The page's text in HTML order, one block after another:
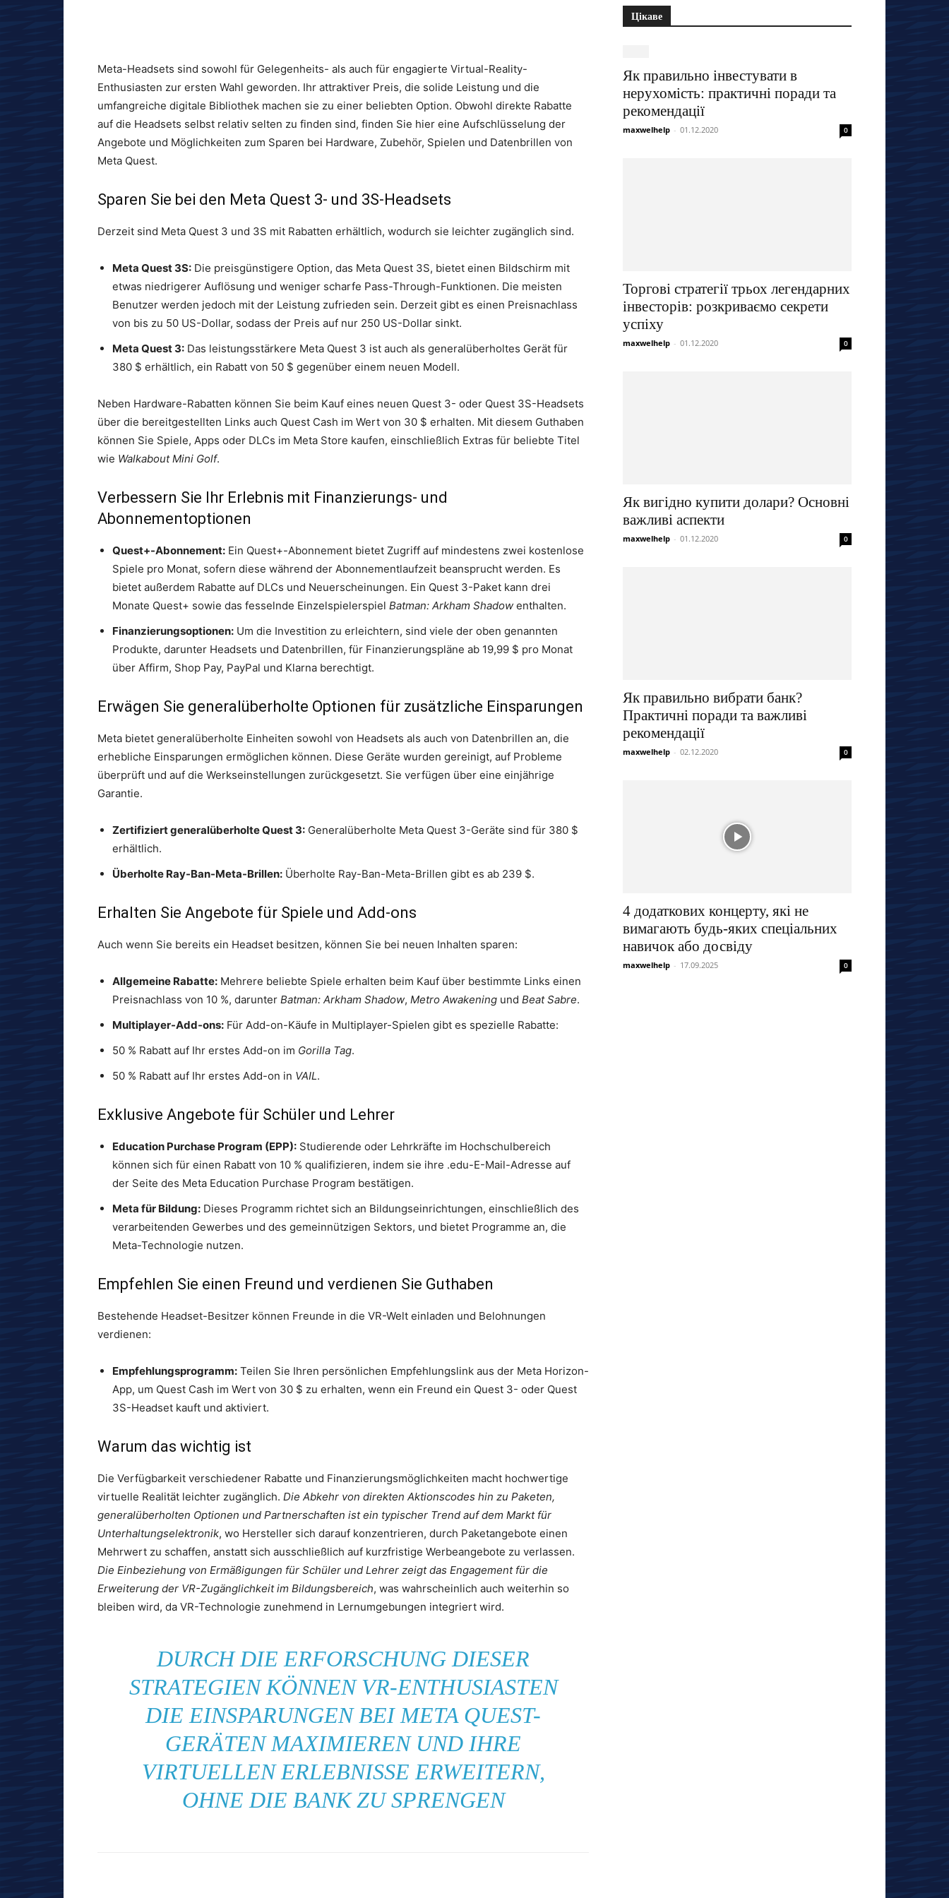
Meta-Headsets sind sowohl für Gelegenheits- als auch für engagierte Virtual-Reality-
Enthusiasten zur ersten Wahl geworden. Ihr attraktiver Preis, die solide Leistung und die
umfangreiche digitale Bibliothek machen sie zu einer beliebten Option. Obwohl direkte Rabatte
auf die Headsets selbst relativ selten zu finden sind, finden Sie hier eine Aufschlüsselung der
Angebote und Möglichkeiten zum Sparen bei Hardware, Zubehör, Spielen und Datenbrillen von
Meta Quest.
Sparen Sie bei den Meta Quest 3- und 3S-Headsets
Derzeit sind Meta Quest 3 und 3S mit Rabatten erhältlich, wodurch sie leichter zugänglich sind.
Meta Quest 3S: Die preisgünstigere Option, das Meta Quest 3S, bietet einen Bildschirm mit
etwas niedrigerer Auflösung und weniger scharfe Pass-Through-Funktionen. Die meisten
Benutzer werden jedoch mit der Leistung zufrieden sein. Derzeit gibt es einen Preisnachlass
von bis zu 50 US-Dollar, sodass der Preis auf nur 250 US-Dollar sinkt.
Meta Quest 3: Das leistungsstärkere Meta Quest 3 ist auch als generalüberholtes Gerät für
380 $ erhältlich, ein Rabatt von 50 $ gegenüber einem neuen Modell.
Neben Hardware-Rabatten können Sie beim Kauf eines neuen Quest 3- oder Quest 3S-Headsets
über die bereitgestellten Links auch Quest Cash im Wert von 30 $ erhalten. Mit diesem Guthaben
können Sie Spiele, Apps oder DLCs im Meta Store kaufen, einschließlich Extras für beliebte Titel
wie Walkabout Mini Golf.
Verbessern Sie Ihr Erlebnis mit Finanzierungs- und
Abonnementoptionen
Quest+-Abonnement: Ein Quest+-Abonnement bietet Zugriff auf mindestens zwei kostenlose
Spiele pro Monat, sofern diese während der Abonnementlaufzeit beansprucht werden. Es
bietet außerdem Rabatte auf DLCs und Neuerscheinungen. Ein Quest 3-Paket kann drei
Monate Quest+ sowie das fesselnde Einzelspielerspiel Batman: Arkham Shadow enthalten.
Finanzierungsoptionen: Um die Investition zu erleichtern, sind viele der oben genannten
Produkte, darunter Headsets und Datenbrillen, für Finanzierungspläne ab 19,99 $ pro Monat
über Affirm, Shop Pay, PayPal und Klarna berechtigt.
Erwägen Sie generalüberholte Optionen für zusätzliche Einsparungen
Meta bietet generalüberholte Einheiten sowohl von Headsets als auch von Datenbrillen an, die
erhebliche Einsparungen ermöglichen können. Diese Geräte wurden gereinigt, auf Probleme
überprüft und auf die Werkseinstellungen zurückgesetzt. Sie verfügen über eine einjährige
Garantie.
Zertifiziert generalüberholte Quest 3: Generalüberholte Meta Quest 3-Geräte sind für 380 $
erhältlich.
Überholte Ray-Ban-Meta-Brillen: Überholte Ray-Ban-Meta-Brillen gibt es ab 239 $.
Erhalten Sie Angebote für Spiele und Add-ons
Auch wenn Sie bereits ein Headset besitzen, können Sie bei neuen Inhalten sparen:
Allgemeine Rabatte: Mehrere beliebte Spiele erhalten beim Kauf über bestimmte Links einen
Preisnachlass von 10 %, darunter Batman: Arkham Shadow, Metro Awakening und Beat Sabre.
Multiplayer-Add-ons: Für Add-on-Käufe in Multiplayer-Spielen gibt es spezielle Rabatte:
50 % Rabatt auf Ihr erstes Add-on im Gorilla Tag.
50 % Rabatt auf Ihr erstes Add-on in VAIL.
Exklusive Angebote für Schüler und Lehrer
Education Purchase Program (EPP): Studierende oder Lehrkräfte im Hochschulbereich
können sich für einen Rabatt von 10 % qualifizieren, indem sie ihre .edu-E-Mail-Adresse auf
der Seite des Meta Education Purchase Program bestätigen.
Meta für Bildung: Dieses Programm richtet sich an Bildungseinrichtungen, einschließlich des
verarbeitenden Gewerbes und des gemeinnützigen Sektors, und bietet Programme an, die
Meta-Technologie nutzen.
Empfehlen Sie einen Freund und verdienen Sie Guthaben
Bestehende Headset-Besitzer können Freunde in die VR-Welt einladen und Belohnungen
verdienen:
Empfehlungsprogramm: Teilen Sie Ihren persönlichen Empfehlungslink aus der Meta Horizon-
App, um Quest Cash im Wert von 30 $ zu erhalten, wenn ein Freund ein Quest 3- oder Quest
3S-Headset kauft und aktiviert.
Warum das wichtig ist
Die Verfügbarkeit verschiedener Rabatte und Finanzierungsmöglichkeiten macht hochwertige
virtuelle Realität leichter zugänglich. Die Abkehr von direkten Aktionscodes hin zu Paketen,
generalüberholten Optionen und Partnerschaften ist ein typischer Trend auf dem Markt für
Unterhaltungselektronik, wo Hersteller sich darauf konzentrieren, durch Paketangebote einen
Mehrwert zu schaffen, anstatt sich ausschließlich auf kurzfristige Werbeangebote zu verlassen.
Die Einbeziehung von Ermäßigungen für Schüler und Lehrer zeigt das Engagement für die
Erweiterung der VR-Zugänglichkeit im Bildungsbereich, was wahrscheinlich auch weiterhin so
bleiben wird, da VR-Technologie zunehmend in Lernumgebungen integriert wird.
DURCH DIE ERFORSCHUNG DIESER
STRATEGIEN KÖNNEN VR-ENTHUSIASTEN
DIE EINSPARUNGEN BEI META QUEST-
GERÄTEN MAXIMIEREN UND IHRE
VIRTUELLEN ERLEBNISSE ERWEITERN,
OHNE DIE BANK ZU SPRENGEN
Цікаве
Як правильно інвестувати в
нерухомість: практичні поради та
рекомендації
maxwelhelp - 01.12.2020 0
Торгові стратегії трьох легендарних
інвесторів: розкриваємо секрети
успіху
maxwelhelp - 01.12.2020 0
Як вигідно купити долари? Основні
важливі аспекти
maxwelhelp - 01.12.2020 0
Як правильно вибрати банк?
Практичні поради та важливі
рекомендації
maxwelhelp - 02.12.2020 0
4 додаткових концерту, які не
вимагають будь-яких спеціальних
навичок або досвіду
maxwelhelp - 17.09.2025 0